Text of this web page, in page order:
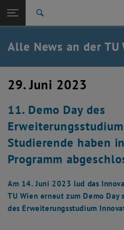
TU Login
Quicklinks
Quicklinks-Menü umschalten
Studium
Karriere
Zurück: Subseiten von TU Wien
Zurück zur letzten Ebene:
TU Wien Startseite
Übersicht
Alle News an der TU
29. Juni 2023
11. Demo Day des
Studierende haben
Programm
Am 14. Juni 2023 lud das
TU Wien erneut zum Demo Day
des Erweiterungsstudium